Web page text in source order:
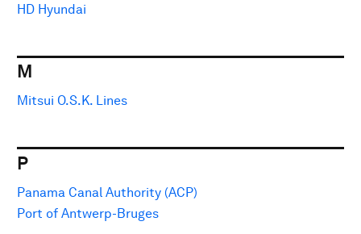
HD Hyundai
M
Mitsui O.S.K. Lines
P
Panama Canal Authority (ACP)
Port of Antwerp-Bruges